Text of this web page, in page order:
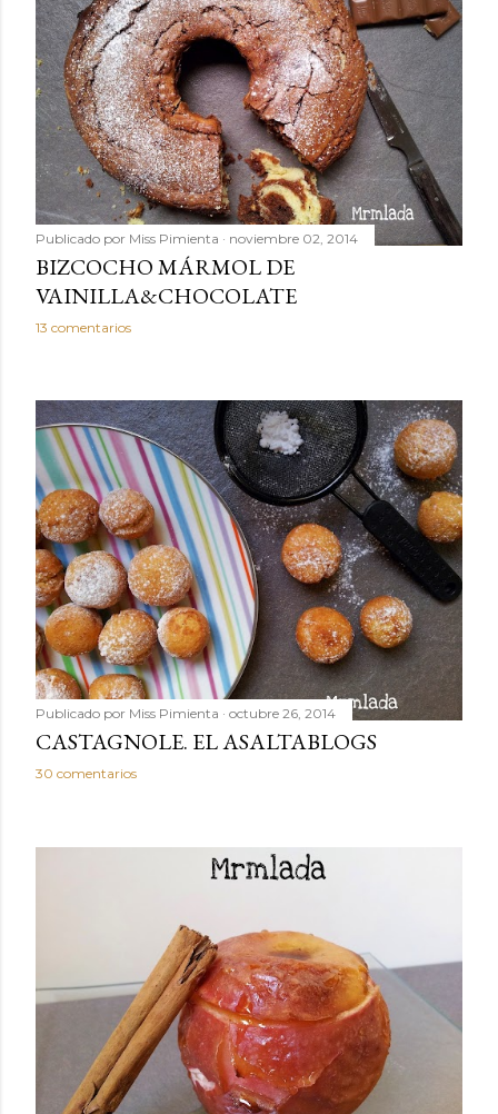
Publicado por Miss Pimienta noviembre 02, 2014
BIZCOCHO MÁRMOL DE
VAINILLA&CHOCOLATE
13 comentarios
Publicado por Miss Pimienta octubre 26, 2014
CASTAGNOLE. EL ASALTABLOGS
30 comentarios